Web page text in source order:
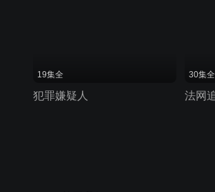
19集全
犯罪嫌疑人
30集全
法网